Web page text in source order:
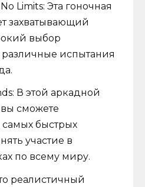
Limits: Эта гоночная
захватывающий
выбор
испытания
В этой аркадной
сможете
самых быстрых
участие в
по всему миру.
реалистичный